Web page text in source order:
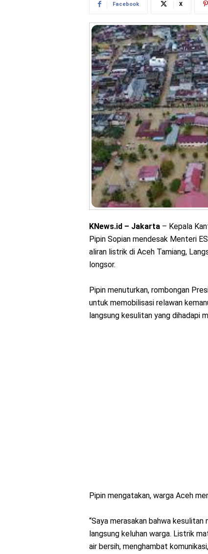
Facebook X
KNews.id – Jakarta – Kepala
Pipin Sopian mendesak Menteri
aliran listrik di Aceh Tamiang,
longsor.
Pipin menuturkan, rombongan
untuk memobilisasi relawan
langsung kesulitan yang dihadapi
Pipin mengatakan, warga Aceh
“Saya merasakan bahwa
langsung keluhan warga. Listrik
air bersih, menghambat